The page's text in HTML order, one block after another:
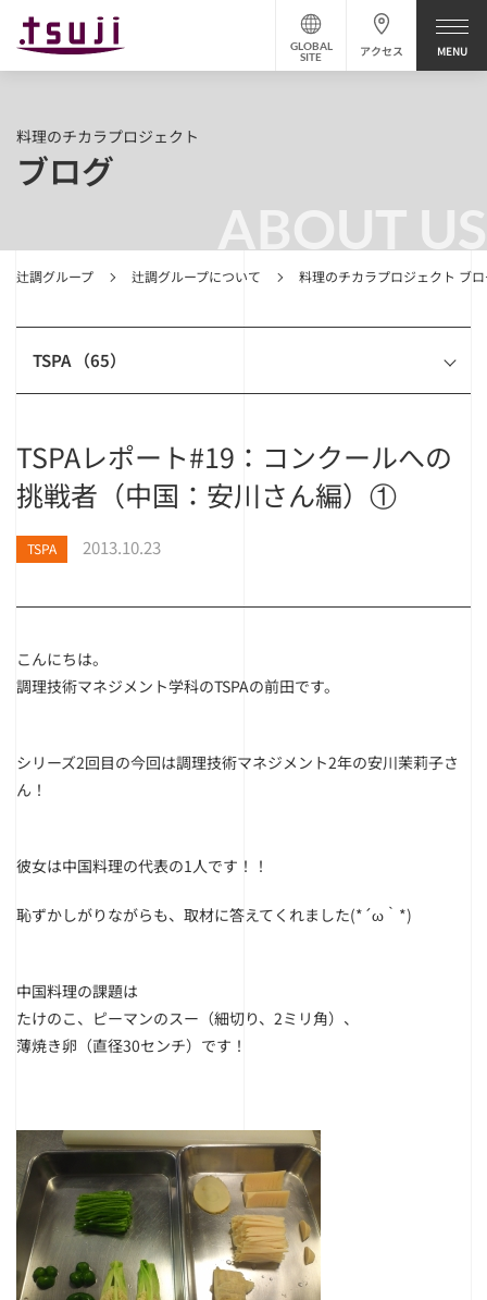
アクセス
GLOBAL
SITE
ABOUT US
辻調グループ 辻調グループについて 料理のチカラプロジェクト ブ
料理のチカラプロジェクト
ブログ
TSPA （65）
TSPAレポート#19：コンクールへの
挑戦者（中国：安川さん編）①
TSPA 2013.10.23
こんにちは。
調理技術マネジメント学科のTSPAの前田です。
シリーズ2回目の今回は調理技術マネジメント2年の安川茉莉子さ
ん！
彼女は中国料理の代表の1人です！！
恥ずかしがりながらも、取材に答えてくれました(*´ω｀*)
中国料理の課題は
たけのこ、ピーマンのスー（細切り、2ミリ角）、
薄焼き卵（直径30センチ）です！